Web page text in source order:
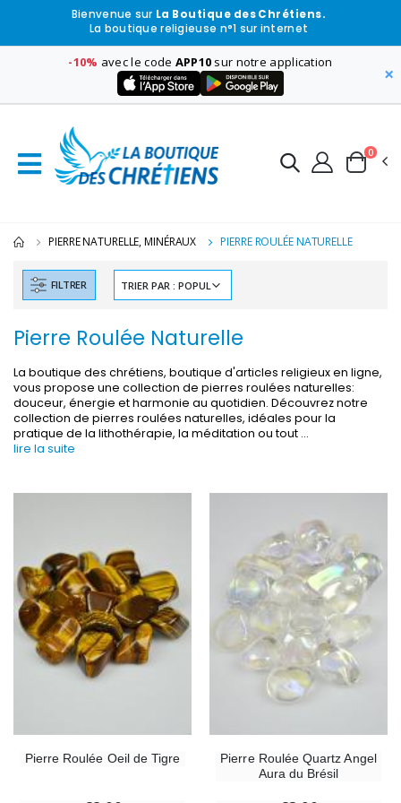
Bienvenue sur La Boutique des Chrétiens.
La boutique religieuse n°1 sur internet
-10% avec le code APP10 sur notre application
×
0
PIERRE NATURELLE, MINÉRAUX PIERRE ROULÉE NATURELLE
FILTRER
Pierre Roulée Naturelle
La boutique des chrétiens, boutique d'articles religieux en ligne,
vous propose une collection de pierres roulées naturelles:
douceur, énergie et harmonie au quotidien. Découvrez notre
collection de pierres roulées naturelles, idéales pour la
pratique de la lithothérapie, la méditation ou tout ...
lire la suite
Pierre Roulée Oeil de Tigre
Pierre Roulée Quartz Angel
Aura du Brésil
€6.00
Statue Vierge Miraculeuse Lumineuse
€15.00 €13.50
Encens d'Eglise Pontifical 250g
€12.90
€130.00
-30%
€12.00 €9.60
€12.00
€7.90